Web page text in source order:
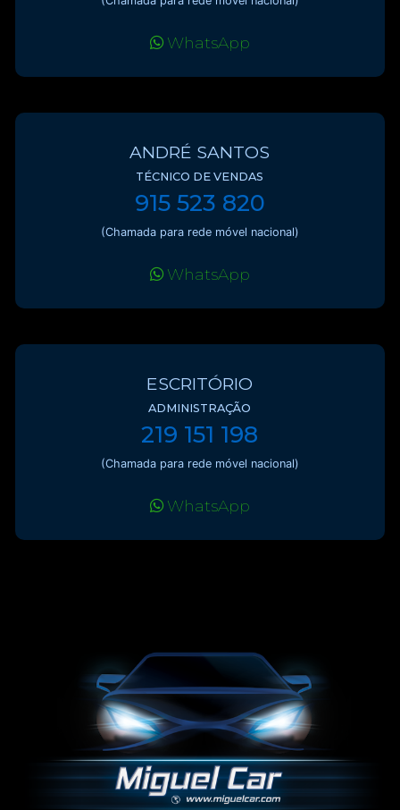
WhatsApp
ANDRÉ SANTOS
TÉCNICO DE VENDAS
915 523 820
(Chamada para rede móvel nacional)
WhatsApp
ESCRITÓRIO
ADMINISTRAÇÃO
219 151 198
(Chamada para rede móvel nacional)
WhatsApp